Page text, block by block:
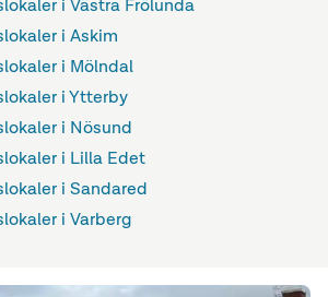
i Västra Frölunda
i Askim
i Mölndal
i Ytterby
i Nösund
i Lilla Edet
i Sandared
i Varberg